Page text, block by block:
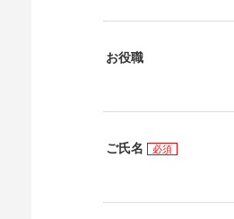
お役職
ご氏名 必須